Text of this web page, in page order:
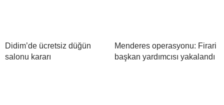
Didim’de ücretsiz düğün
salonu kararı
Menderes operasyonu: Firari
başkan yardımcısı yakalandı